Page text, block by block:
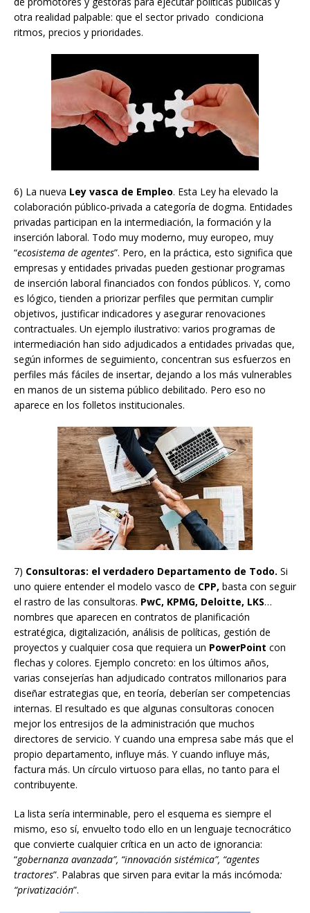
otra realidad palpable: que el sector privado condiciona
ritmos, precios y prioridades.
6) La nueva Ley vasca de Empleo. Esta Ley ha elevado la
colaboración público‑privada a categoría de dogma. Entidades
privadas participan en la intermediación, la formación y la
inserción laboral. Todo muy moderno, muy europeo, muy
“ecosistema de agentes”. Pero, en la práctica, esto significa que
empresas y entidades privadas pueden gestionar programas
de inserción laboral financiados con fondos públicos. Y, como
es lógico, tienden a priorizar perfiles que permitan cumplir
objetivos, justificar indicadores y asegurar renovaciones
contractuales. Un ejemplo ilustrativo: varios programas de
intermediación han sido adjudicados a entidades privadas que,
según informes de seguimiento, concentran sus esfuerzos en
perfiles más fáciles de insertar, dejando a los más vulnerables
en manos de un sistema público debilitado. Pero eso no
aparece en los folletos institucionales.
7) Consultoras: el verdadero Departamento de Todo. Si
uno quiere entender el modelo vasco de CPP, basta con seguir
el rastro de las consultoras. PwC, KPMG, Deloitte, LKS…
nombres que aparecen en contratos de planificación
estratégica, digitalización, análisis de políticas, gestión de
proyectos y cualquier cosa que requiera un PowerPoint con
flechas y colores. Ejemplo concreto: en los últimos años,
varias consejerías han adjudicado contratos millonarios para
diseñar estrategias que, en teoría, deberían ser competencias
internas. El resultado es que algunas consultoras conocen
mejor los entresijos de la administración que muchos
directores de servicio. Y cuando una empresa sabe más que el
propio departamento, influye más. Y cuando influye más,
factura más. Un círculo virtuoso para ellas, no tanto para el
contribuyente.
La lista sería interminable, pero el esquema es siempre el
mismo, eso sí, envuelto todo ello en un lenguaje tecnocrático
que convierte cualquier crítica en un acto de ignorancia:
“gobernanza avanzada”, “innovación sistémica”, “agentes
tractores”. Palabras que sirven para evitar la más incómoda:
“privatización”.